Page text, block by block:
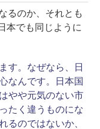
るのか、それとも
本でも同じように
す。なぜなら、日
なんです。日本国
やや元気のない市
たく違うものにな
るのではないか、